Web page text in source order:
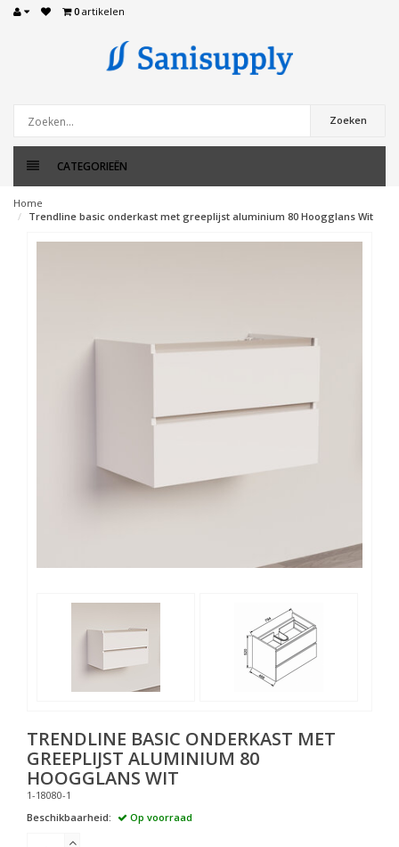
0 artikelen
Zoeken
CATEGORIEËN
Home
Trendline basic onderkast met greeplijst aluminium 80 Hoogglans Wit
TRENDLINE BASIC ONDERKAST MET
GREEPLIJST ALUMINIUM 80
HOOGGLANS WIT
1-18080-1
Beschikbaarheid:
Op voorraad